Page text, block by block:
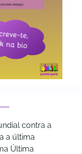
contra a
a última
Última